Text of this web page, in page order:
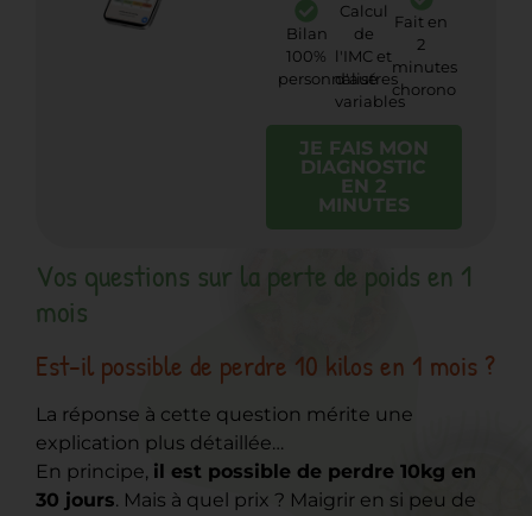
Bilan
100%
personnalisé
Calcul
de
l'IMC et
d'autres
variables
Fait en
2
minutes
chorono
JE FAIS MON
DIAGNOSTIC
EN 2
MINUTES
Vos questions sur la perte de poids en 1
mois
Est-il possible de perdre 10 kilos en 1 mois ?
La réponse à cette question mérite une
explication plus détaillée…
En principe, il est possible de perdre 10kg en
30 jours. Mais à quel prix ? Maigrir en si peu de